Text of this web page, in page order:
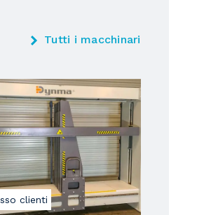
Tutti i macchinari
clienti